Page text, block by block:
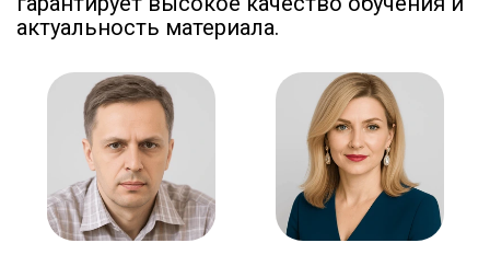
актуальность материала.